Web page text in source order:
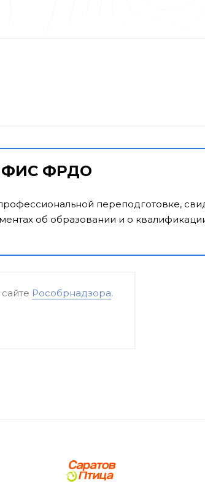
ФИС ФРДО
переподготовке,
об образовании и о
Рособрнадзора.